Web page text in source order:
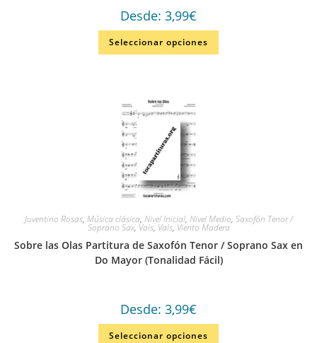
Desde: 3,99€
Seleccionar opciones
Juventino Rosas, Música clásica, Nivel Inicial, Nivel Medio, Saxofón Tenor /
Soprano Sax, Vals, Vals, Viento Madera
Sobre las Olas Partitura de Saxofón Tenor / Soprano Sax en
Do Mayor (Tonalidad Fácil)
Desde: 3,99€
Seleccionar opciones